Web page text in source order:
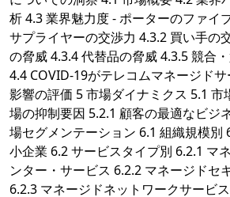
析 4.3 業界魅力度 - ポーターのファイ
サプライヤーの交渉力 4.3.2 買い手の
の脅威 4.3.4 代替品の脅威 4.3.5 競合
4.4 COVID-19がテレコムマネージド
影響の評価 5 市場ダイナミクス 5.1 市
場の抑制要因 5.2.1 顧客の最適なビジ
場セグメンテーション 6.1 組織規模別
小企業 6.2 サービスタイプ別 6.2.1 マ
ンター・サービス 6.2.2 マネージドセ
6.2.3 マネージドネットワークサービ